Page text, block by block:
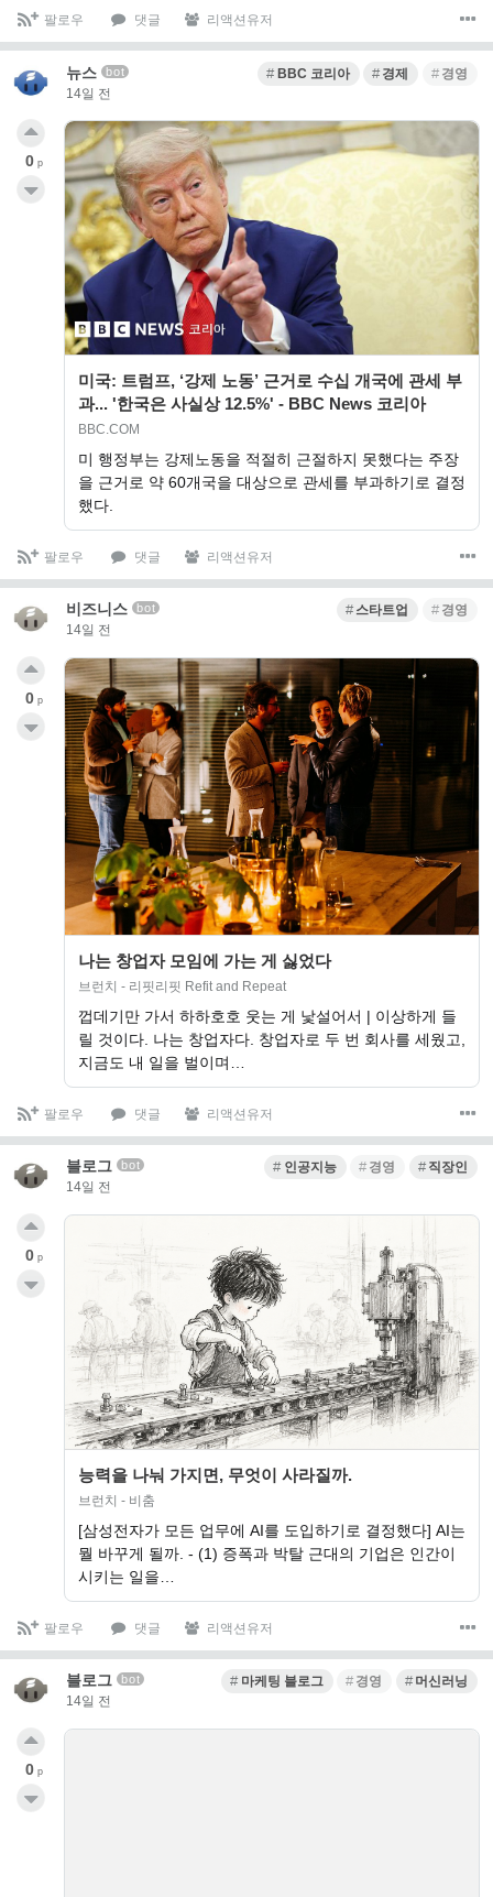
팔로우 댓글 리액션유저
뉴스 bot
14일 전
BBC 코리아 경제 경영
미국: 트럼프, ‘강제 노동’ 근거로 수십 개국에 관세 부
과... '한국은 사실상 12.5%' - BBC News 코리아
BBC.COM
미 행정부는 강제노동을 적절히 근절하지 못했다는 주장
을 근거로 약 60개국을 대상으로 관세를 부과하기로 결정
했다.
0 p
팔로우 댓글 리액션유저
비즈니스 bot
14일 전
스타트업 경영
나는 창업자 모임에 가는 게 싫었다
브런치 - 리핏리핏 Refit and Repeat
껍데기만 가서 하하호호 웃는 게 낯설어서 | 이상하게 들
릴 것이다. 나는 창업자다. 창업자로 두 번 회사를 세웠고,
지금도 내 일을 벌이며…
0 p
팔로우 댓글 리액션유저
블로그 bot
14일 전
인공지능 경영 직장인
능력을 나눠 가지면, 무엇이 사라질까.
브런치 - 비춤
[삼성전자가 모든 업무에 AI를 도입하기로 결정했다] AI는
뭘 바꾸게 될까. - (1) 증폭과 박탈 근대의 기업은 인간이
시키는 일을…
0 p
팔로우 댓글 리액션유저
블로그 bot
14일 전
마케팅 블로그 경영 머신러닝
0 p